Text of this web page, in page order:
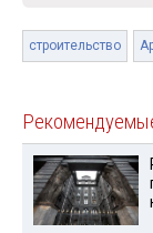
строительство